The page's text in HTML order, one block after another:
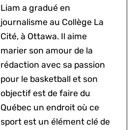
Liam a gradué en
journalisme au Collège La
Cité, à Ottawa. Il aime
marier son amour de la
rédaction avec sa passion
pour le basketball et son
objectif est de faire du
Québec un endroit où ce
sport est un élément clé de